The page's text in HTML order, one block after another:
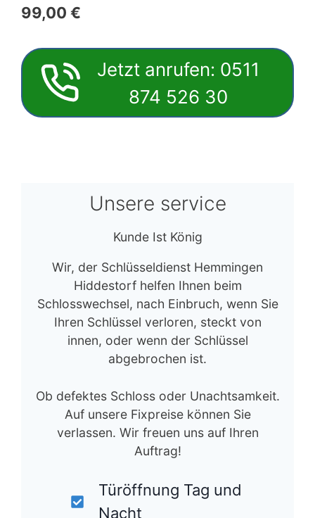
99,00 €
Jetzt anrufen: 0511
874 526 30
Unsere service
Kunde Ist König
Wir, der Schlüsseldienst Hemmingen
Hiddestorf helfen Ihnen beim
Schlosswechsel, nach Einbruch, wenn Sie
Ihren Schlüssel verloren, steckt von
innen, oder wenn der Schlüssel
abgebrochen ist.
Ob defektes Schloss oder Unachtsamkeit.
Auf unsere Fixpreise können Sie
verlassen. Wir freuen uns auf Ihren
Auftrag!
Türöffnung Tag und
Nacht